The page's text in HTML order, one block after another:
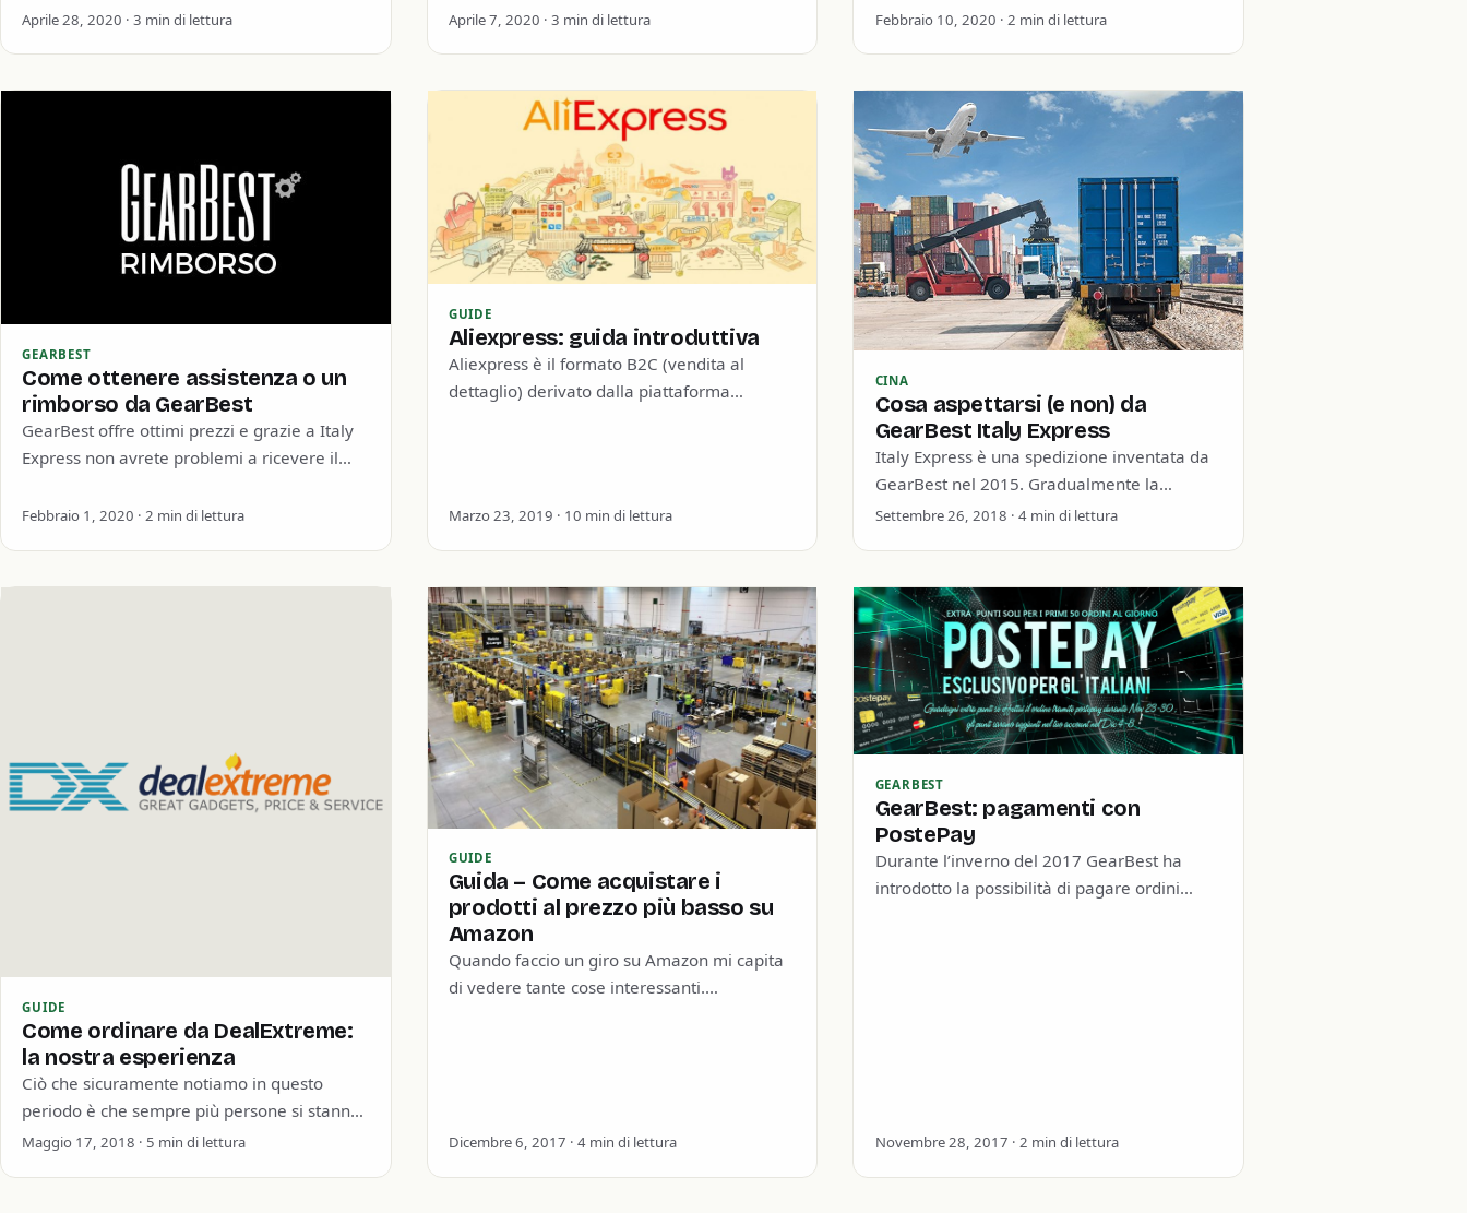
la sua qualità.…
Aprile 28, 2020 · 3 min di lettura Aprile 7, 2020 · 3 min di lettura
consegna senza dazi doganali (Cosa
Febbraio 10, 2020 · 2 min di lettura
GEARBEST
Come ottenere assistenza o un
rimborso da GearBest
GearBest offre ottimi prezzi e grazie a Italy
Express non avrete problemi a ricevere il
Febbraio 1, 2020 · 2 min di lettura
GUIDE
Aliexpress: guida introduttiva
Aliexpress è il formato B2C (vendita al
dettaglio) derivato dalla piattaforma
Marzo 23, 2019 · 10 min di lettura
CINA
Cosa aspettarsi (e non) da
GearBest Italy Express
Italy Express è una spedizione inventata da
GearBest nel 2015. Gradualmente la
maggior parte degli avversari (eg:
Settembre 26, 2018 · 4 min di lettura
GUIDE
Come ordinare da DealExtreme:
la nostra esperienza
Ciò che sicuramente notiamo in questo
periodo è che sempre più persone si stanno
avvicinando al mondo degli acquisti online.
Maggio 17, 2018 · 5 min di lettura
GUIDE
Guida – Come acquistare i
prodotti al prezzo più basso su
Amazon
Quando faccio un giro su Amazon mi capita
di vedere tante cose interessanti.
Dicembre 6, 2017 · 4 min di lettura
GEARBEST
GearBest: pagamenti con
PostePay
Durante l’inverno del 2017 GearBest ha
introdotto la possibilità di pagare ordini
Novembre 28, 2017 · 2 min di lettura